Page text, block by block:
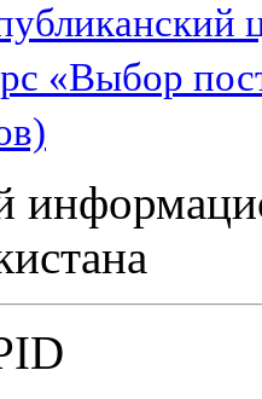
«Выбор